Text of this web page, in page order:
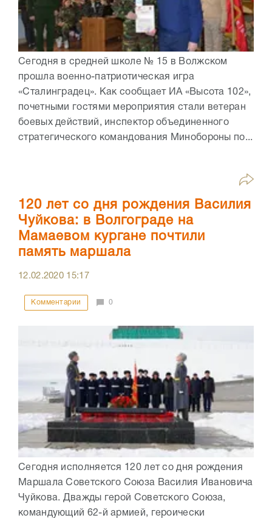
Сегодня в средней школе № 15 в Волжском
прошла военно-патриотическая игра
«Сталинградец». Как сообщает ИА «Высота 102»,
почетными гостями мероприятия стали ветеран
боевых действий, инспектор объединенного
стратегического командования Минобороны по...
120 лет со дня рождения Василия
Чуйкова: в Волгограде на
Мамаевом кургане почтили
память маршала
12.02.2020 15:17
Комментарии 0
Сегодня исполняется 120 лет со дня рождения
Маршала Советского Союза Василия Ивановича
Чуйкова. Дважды герой Советского Союза,
командующий 62-й армией, героически